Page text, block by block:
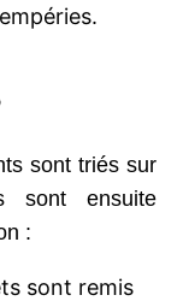
sont triés sur
sont ensuite
:
sont remis